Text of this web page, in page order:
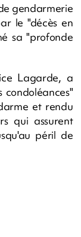
gendarmerie
le "décès en
sa "profonde
Lagarde, a
condoléances"
et rendu
qui assurent
péril de